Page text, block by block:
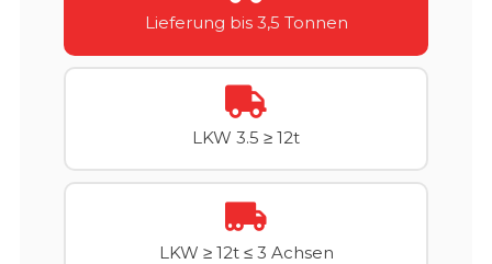
Lieferung bis 3,5 Tonnen
LKW 3.5 ≥ 12t
LKW ≥ 12t ≤ 3 Achsen